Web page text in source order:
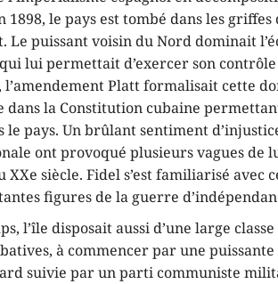
le pays est tombé dans les griffes
Le puissant voisin du Nord dominait
lui permettait d’exercer son
l’amendement Platt formalisait cette
dans la Constitution cubaine
le pays. Un brûlant sentiment
ont provoqué plusieurs vagues de
siècle. Fidel s’est familiarisé avec
figures de la guerre
l’île disposait aussi d’une large
à commencer par une
suivie par un parti communiste